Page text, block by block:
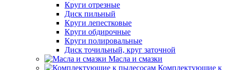
Круги отрезные
Диск пильный
Круги лепестковые
Круги обдирочные
Круги полировальные
Диск точильный, круг заточной
Масла и смазки
Комплектующие к